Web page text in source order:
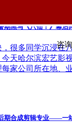
黑马《八仙！》幕
很多同学沉浸在
天哈尔滨宏艺影
家公司所在地、
期合成剪辑专业——一
咨